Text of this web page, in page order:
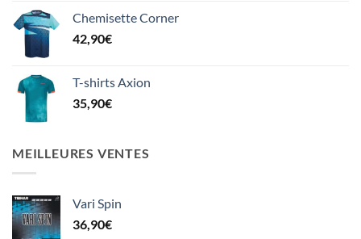
Chemisette Corner
42,90€
T-shirts Axion
35,90€
MEILLEURES VENTES
Vari Spin
36,90€